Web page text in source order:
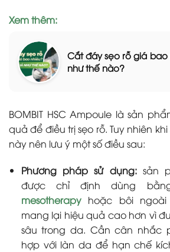
Xem thêm:
Cắt đáy sẹo rỗ giá
như thế nào?
BOMBIT HSC Ampoule là sản
quả để điều trị sẹo rỗ. Tuy nhiên
này nên lưu ý một số điều sau:
Phương pháp sử dụng:sản
được chỉ định dùng
mesotherapyhoặc bôi ngoài
mang lại hiệu quả cao hơn vì
sâu trong da. Cần cân nhắc
hợp với làn da để hạn chế